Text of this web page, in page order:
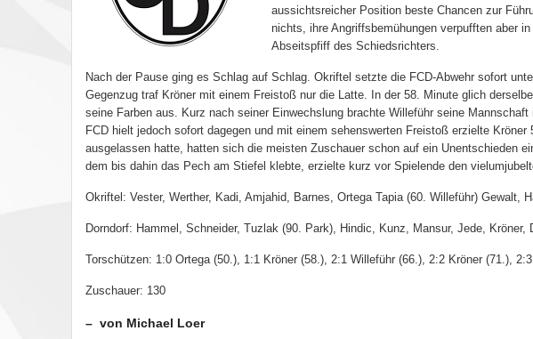
aussichtsreicher Position beste Chancen zur
nichts, ihre Angriffsbemühungen verpufften aber
Abseitspfiff des Schiedsrichters.
Nach der Pause ging es Schlag auf Schlag. Okriftel setzte die FCD-Abwehr sofort
Gegenzug traf Kröner mit einem Freistoß nur die Latte. In der 58. Minute glich
seine Farben aus. Kurz nach seiner Einwechslung brachte Willeführ seine
FCD hielt jedoch sofort dagegen und mit einem sehenswerten Freistoß erzielte
ausgelassen hatte, hatten sich die meisten Zuschauer schon auf ein Unentschieden
dem bis dahin das Pech am Stiefel klebte, erzielte kurz vor Spielende den
Okriftel: Vester, Werther, Kadi, Amjahid, Barnes, Ortega Tapia (60. Willeführ) Gewalt,
Dorndorf: Hammel, Schneider, Tuzlak (90. Park), Hindic, Kunz, Mansur, Jede,
Torschützen: 1:0 Ortega (50.), 1:1 Kröner (58.), 2:1 Willeführ (66.), 2:2 Kröner (71.),
Zuschauer: 130
– von Michael Loer